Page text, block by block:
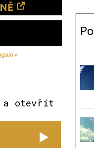
«
a otevřít